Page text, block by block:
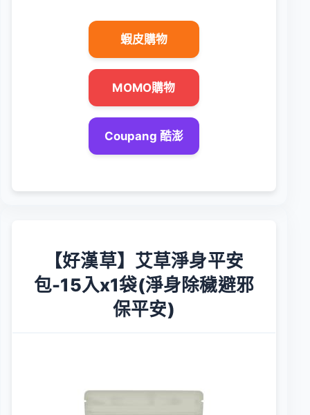
蝦皮購物
MOMO購物
Coupang 酷澎
【好漢草】艾草淨身平安
包-15入x1袋(淨身除穢避邪
保平安)